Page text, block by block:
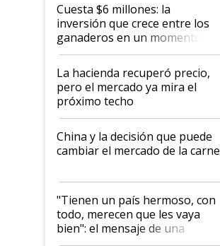
Cuesta $6 millones: la
inversión que crece entre los
ganaderos en un momento
histórico para la actividad
La hacienda recuperó precio,
pero el mercado ya mira el
próximo techo
China y la decisión que puede
cambiar el mercado de la carne
"Tienen un país hermoso, con
todo, merecen que les vaya
bien": el mensaje de una
ganadera uruguaya sobre las